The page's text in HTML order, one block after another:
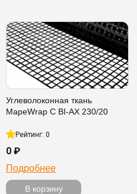
Углеволоконная ткань
MapeWrap C BI-AX 230/20
Рейтинг: 0
0 ₽
Подробнее
В корзину